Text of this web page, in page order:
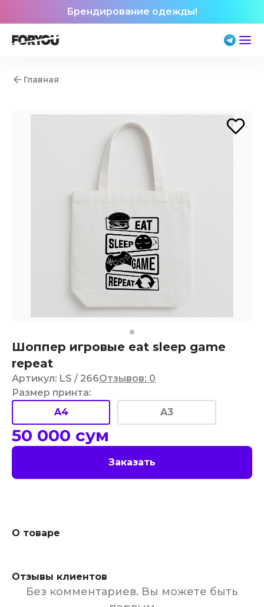
Брендирование одежды!
Главная
Шоппер игровые eat sleep game
repeat
Артикул: LS / 266Отзывов: 0
Размер принта:
A4
A3
50 000 сум
Заказать
О товаре
Отзывы клиентов
Без комментариев. Вы можете быть